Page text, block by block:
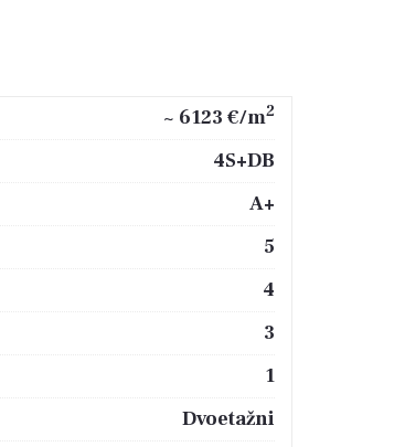
~ 6123 €/m2
4S+DB
A+
5
4
3
1
Dvoetažni